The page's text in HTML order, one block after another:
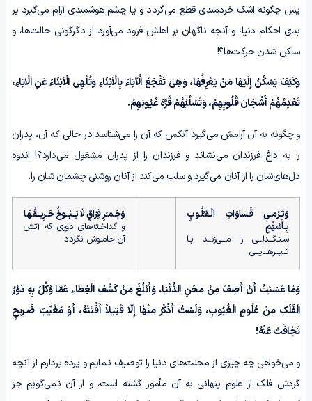
پس چگونه اشک خردمندی قطع می‌گردد و یا چشم هوشمندی آرام می‌گیرد بر
بدی احکام دنیا، و آنچه ناگهان بر اهلش فرود می‌آورد از دگرگونی حالت‌ها، و
ساکن شدن حرکت‌ها؟!
وَکَیْفَ یَسْکُنُ إِلَیْهَا مَنْ یَعْرِفُهَا، وَهِیَ تَفْجَعُ الْآبَاءَ بِالْاَبْنَاءِ وَتُلْهِی الْاَبْنَاءَ عَنِ الْاٰبَاءِ،
تَعْدِمُهُمْ أَشْجَانَ قُلُوبِهِمْ، وَتَسْلُبُهُمْ قُرَّهَ عُیُونِهِمْ.
و چگونه به آن آرامش می‌گیرد آنکس که آن را می‌شناسد در حالی که آن، پدران
را به داغ فرزندان می‌نشاند و فرزندان را از پدران مشغول می‌دارد؟! اندوه
دل‌های‌شان را از آنان می‌گیرد و سلب می‌کند از آنان روشنی چشمان شان را.
وَتَـرْمـیٖ قَـسَاوَاتِ الْـقـُلُـوبِ
بِـأَسْهُمٍ
سـنـگــدلــی را مــی‌زنــد بـا
تــیــرهــایــی
وَجَـمـْرِ فِرٰاقٍ لاٰ یَــبُــوخُ حَـرِیــقُـهَـا
و گداخـته‌های دوری که آتش
آن خامـوش نگردد
وَمٰا عَسَیْتُ أَنْ أَصِفَ مِنْ مِحَنِ الدُّنْیَا، وَأَبْلُغَ مِنْ کَشْفِ الْغِطَاءِ عَمّٰا وُکِّلَ بِهِ دَوْرُ
الْفَلَکِ مِنْ عُلُومِ الْغُیُوبِ، وَلَسْتُ أَذْکُرُ مِنْهٰا إِلّٰا قَتِیلاً أَفْنَتْهُ، أَوْ مُغَیِّبَ ضَـرِیحٍ
تَجٰافَتْ عَنْهُ!
و می‌خواهی چه چیزی از محنت‌های دنیا را توصیف نـمایم و پرده بردارم از آنچه
گردش فلک از علوم پنهانی به آن مأمور گشته است، و از آن نـمی‌گویم جز